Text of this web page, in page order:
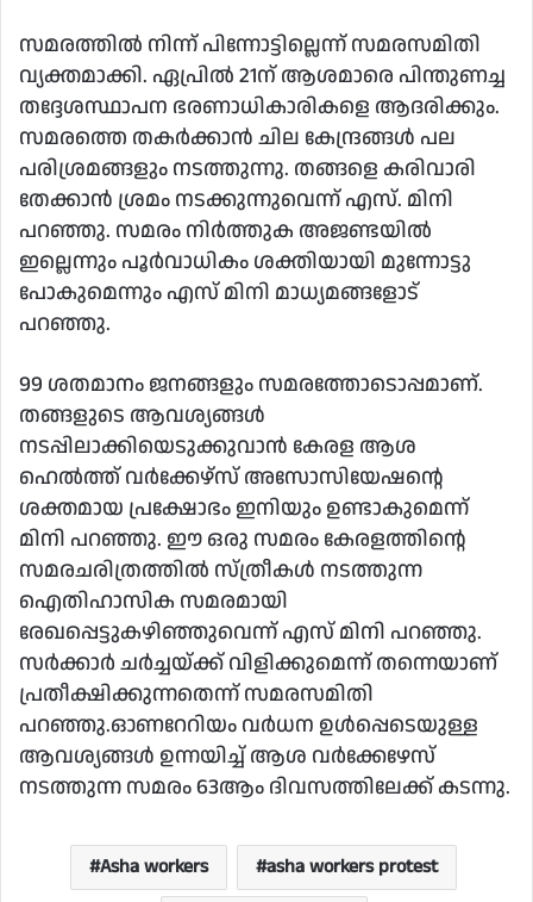
സമരത്തിൽ നിന്ന് പിന്നോട്ടില്ലെന്ന് സമരസമിതി
വ്യക്തമാക്കി. ഏപ്രിൽ 21ന് ആശമാരെ പിന്തുണച്ച
തദ്ദേശസ്ഥാപന ഭരണാധികാരികളെ ആദരിക്കും.
സമരത്തെ തകർക്കാൻ ചില കേന്ദ്രങ്ങൾ പല
പരിശ്രമങ്ങളും നടത്തുന്നു. തങ്ങളെ കരിവാരി
തേക്കാൻ ശ്രമം നടക്കുന്നുവെന്ന് എസ്. മിനി
പറഞ്ഞു. സമരം നിർത്തുക അജണ്ടയിൽ
ഇല്ലെന്നും പൂർവാധികം ശക്തിയായി മുന്നോട്ടു
പോകുമെന്നും എസ് മിനി മാധ്യമങ്ങളോട്
പറഞ്ഞു.
99 ശതമാനം ജനങ്ങളും സമരത്തോടൊപ്പമാണ്.
തങ്ങളുടെ ആവശ്യങ്ങള്‍
നടപ്പിലാക്കിയെടുക്കുവാന്‍ കേരള ആശ
ഹെല്‍ത്ത് വര്‍ക്കേഴ്‌സ് അസോസിയേഷന്റെ
ശക്തമായ പ്രക്ഷോഭം ഇനിയും ഉണ്ടാകുമെന്ന്
മിനി പറഞ്ഞു. ഈ ഒരു സമരം കേരളത്തിന്റെ
സമരചരിത്രത്തില്‍ സ്ത്രീകള്‍ നടത്തുന്ന
ഐതിഹാസിക സമരമായി
രേഖപ്പെട്ടുകഴിഞ്ഞുവെന്ന് എസ് മിനി പറഞ്ഞു.
സര്‍ക്കാര്‍ ചര്‍ച്ചയ്ക്ക് വിളിക്കുമെന്ന് തന്നെയാണ്
പ്രതീക്ഷിക്കുന്നതെന്ന് സമരസമിതി
പറഞ്ഞു.ഓണറേറിയം വർധന ഉൾപ്പെടെയുള്ള
ആവശ്യങ്ങൾ ഉന്നയിച്ച് ആശ വർക്കേഴേസ്
നടത്തുന്ന സമരം 63ആം ദിവസത്തിലേക്ക് കടന്നു.
Asha workers
asha workers protest